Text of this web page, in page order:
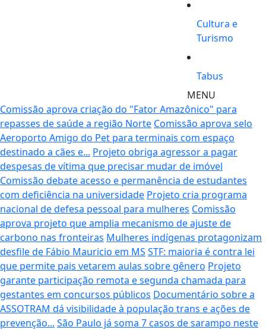
Cultura e
Turismo
Tabus
MENU
Comissão aprova criação do "Fator Amazônico" para
repasses de saúde a região Norte Comissão aprova selo
Aeroporto Amigo do Pet para terminais com espaço
destinado a cães e... Projeto obriga agressor a pagar
despesas de vítima que precisar mudar de imóvel
Comissão debate acesso e permanência de estudantes
com deficiência na universidade Projeto cria programa
nacional de defesa pessoal para mulheres Comissão
aprova projeto que amplia mecanismo de ajuste de
carbono nas fronteiras Mulheres indígenas protagonizam
desfile de Fábio Mauricio em MS STF: maioria é contra lei
que permite pais vetarem aulas sobre gênero Projeto
garante participação remota e segunda chamada para
gestantes em concursos públicos Documentário sobre a
ASSOTRAM dá visibilidade à população trans e ações de
prevenção... São Paulo já soma 7 casos de sarampo neste